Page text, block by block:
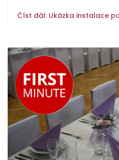
Číst dál: Ukázka instalace